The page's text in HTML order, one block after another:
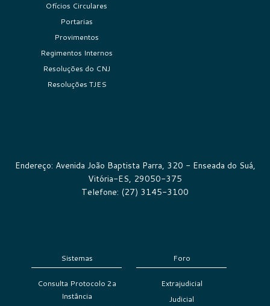
Ofícios Circulares
Portarias
Provimentos
Regimentos Internos
Resoluções do CNJ
Resoluções TJES
Endereço: Avenida João Baptista Parra, 320 - Enseada do Suá,
Vitória-ES, 29050-375
Telefone: (27) 3145-3100
Sistemas
Consulta Protocolo 2a
Instância
Foro
Extrajudicial
Judicial